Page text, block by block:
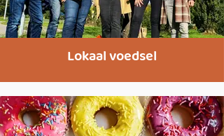
Lokaal voedsel